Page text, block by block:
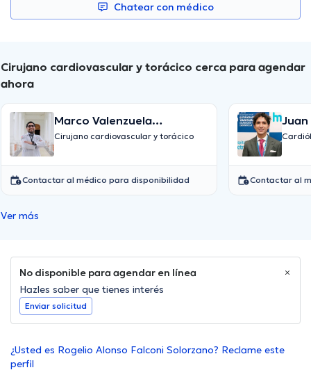
Chatear con médico
Cirujano cardiovascular y torácico cerca para agendar
ahora
Marco Valenzuela
Cifuentes
Cirujano cardiovascular y torácico
Contactar al médico para disponibilidad Contactar al
Ver más
No disponible para agendar en línea
Hazles saber que tienes interés
Enviar solicitud
¿Usted es Rogelio Alonso Falconi Solorzano? Reclame este
perfil